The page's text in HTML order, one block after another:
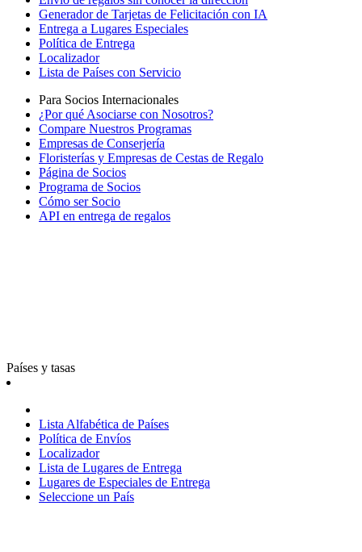
Generador de Tarjetas de Felicitación con IA
Entrega a Lugares Especiales
Política de Entrega
Localizador
Lista de Países con Servicio
Para Socios Internacionales
¿Por qué Asociarse con Nosotros?
Compare Nuestros Programas
Empresas de Conserjería
Floristerías y Empresas de Cestas de Regalo
Página de Socios
Programa de Socios
Cómo ser Socio
API en entrega de regalos
Países y tasas
Lista Alfabética de Países
Política de Envíos
Localizador
Lista de Lugares de Entrega
Lugares de Especiales de Entrega
Seleccione un País